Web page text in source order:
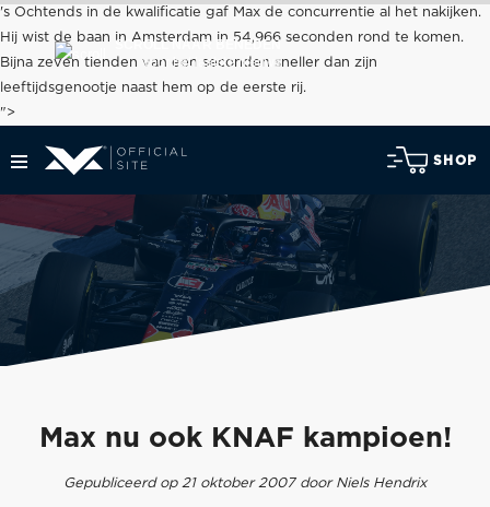
's Ochtends in de kwalificatie gaf Max de concurrentie al het nakijken.
Hij wist de baan in Amsterdam in 54,966 seconden rond te komen.
Bijna zeven tienden van een seconden sneller dan zijn
leeftijdsgenootje naast hem op de eerste rij.
">
SHOP
SCROLL NAAR BENEDEN
voor het laatste nieuws
Max nu ook KNAF kampioen!
Gepubliceerd op 21 oktober 2007 door Niels Hendrix